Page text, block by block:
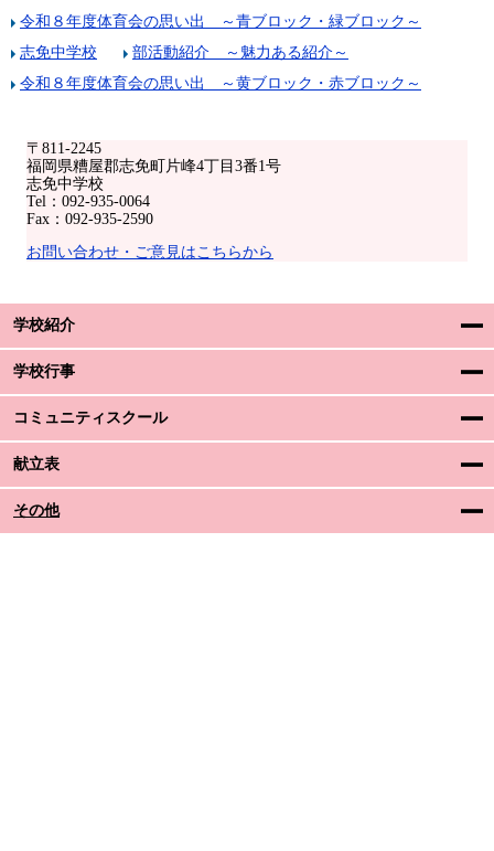
〒811-2245
福岡県糟屋郡志免町片峰4丁目3番1号
志免中学校
Tel：092-935-0064
Fax：092-935-2590
お問い合わせ・ご意見はこちらから
学校紹介
学校行事
コミュニティスクール
献立表
その他
令和８年度体育会の思い出 ～青ブロック・緑ブロック～
志免中学校
部活動紹介 ～魅力ある紹介～
令和８年度体育会の思い出 ～黄ブロック・赤ブロック～